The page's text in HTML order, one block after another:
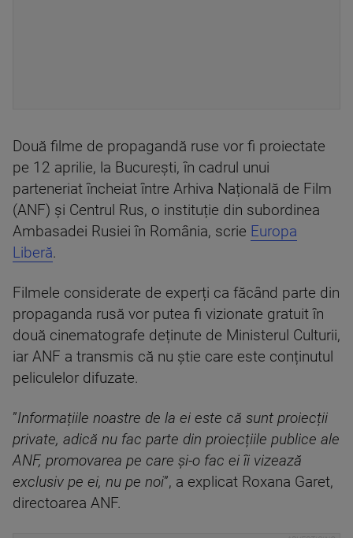
Două filme de propagandă ruse vor fi proiectate
pe 12 aprilie, la București, în cadrul unui
parteneriat încheiat între Arhiva Națională de Film
(ANF) și Centrul Rus, o instituție din subordinea
Ambasadei Rusiei în România, scrie Europa
Liberă.
Filmele considerate de experți ca făcând parte din
propaganda rusă vor putea fi vizionate gratuit în
două cinematografe deținute de Ministerul Culturii,
iar ANF a transmis că nu știe care este conținutul
peliculelor difuzate.
”Informațiile noastre de la ei este că sunt proiecții
private, adică nu fac parte din proiecțiile publice ale
ANF, promovarea pe care și-o fac ei îi vizează
exclusiv pe ei, nu pe noi”, a explicat Roxana Garet,
directoarea ANF.